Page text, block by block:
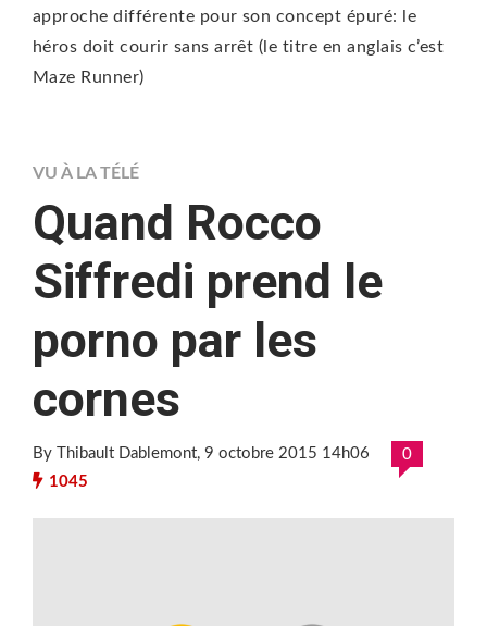
approche différente pour son concept épuré: le
héros doit courir sans arrêt (le titre en anglais c’est
Maze Runner)
VU À LA TÉLÉ
Quand Rocco
Siffredi prend le
porno par les
cornes
By Thibault Dablemont, 9 octobre 2015 14h06
0
1045